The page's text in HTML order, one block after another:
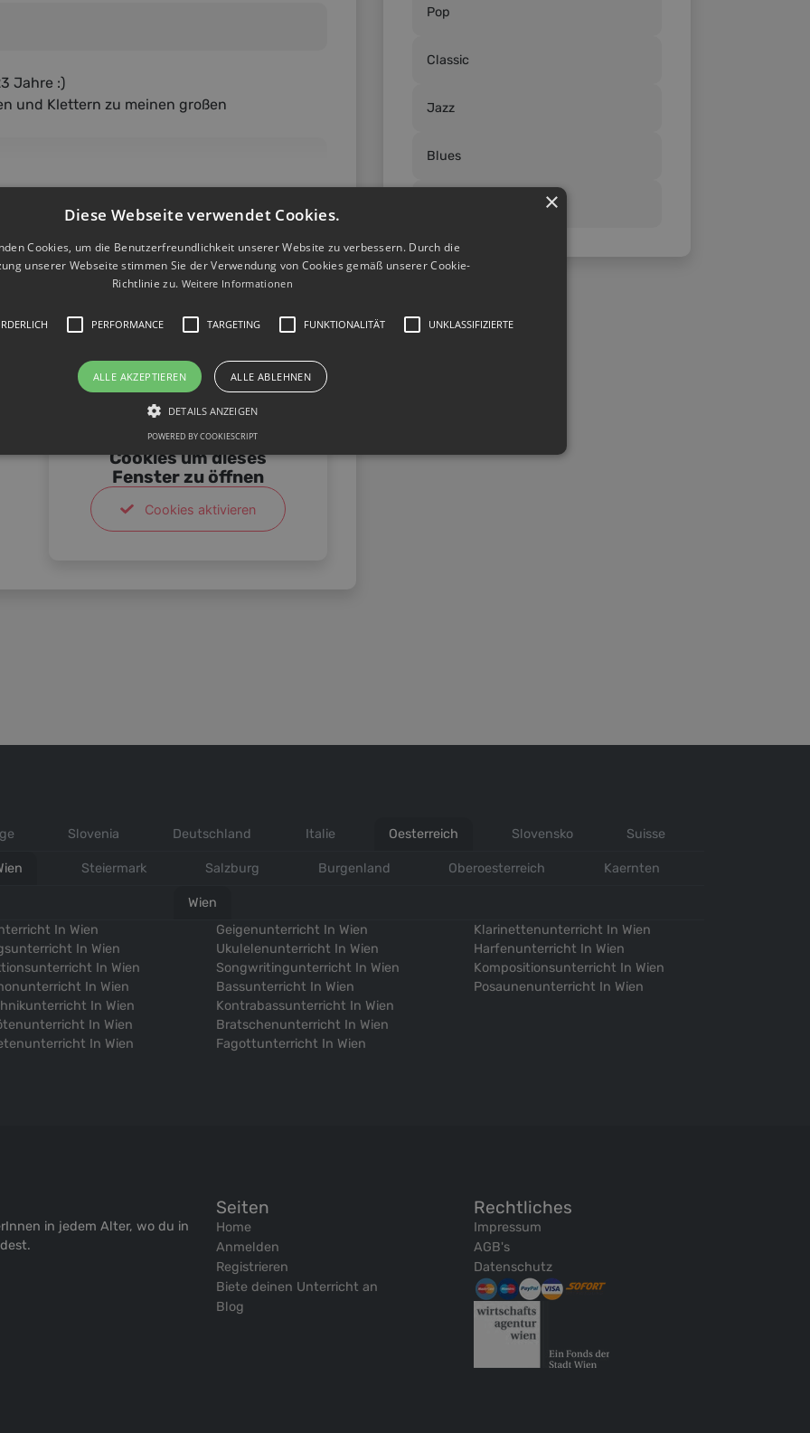
Jahre :)
und Klettern zu meinen großen
zu unterrichten und unterrichte nun seit
Workshops tätig.
in Linz Jazz und improvisierte Musik studiert
Bitte aktivieren Sie die
Cookies um dieses
Fenster zu öffnen
Cookies aktivieren
Pop
Classic
Jazz
Blues
Slovenia Deutschland Italie Oesterreich Slovensko Suisse
Steiermark Salzburg Burgenland Oberoesterreich Kaernten
Wien
In Wien
In Wien
In Wien
In Wien
In Wien
In Wien
In Wien
Geigenunterricht In Wien
Ukulelenunterricht In Wien
Songwritingunterricht In Wien
Bassunterricht In Wien
Kontrabassunterricht In Wien
Bratschenunterricht In Wien
Fagottunterricht In Wien
Klarinettenunterricht In Wien
Harfenunterricht In Wien
Kompositionsunterricht In Wien
Posaunenunterricht In Wien
in jedem Alter, wo du in
Seiten
Home
Anmelden
Registrieren
Biete deinen Unterricht an
Blog
Rechtliches
Impressum
AGB's
Datenschutz
×
Diese Webseite verwendet Cookies.
Cookies, um die Benutzerfreundlichkeit unserer Website zu verbessern. Durch die
unserer Webseite stimmen Sie der Verwendung von Cookies gemäß unserer Cookie-
Richtlinie zu. Weitere Informationen
PERFORMANCE TARGETING FUNKTIONALITÄT UNKLASSIFIZIERTE
ALLE AKZEPTIEREN ALLE ABLEHNEN
DETAILS ANZEIGEN
POWERED BY COOKIESCRIPT